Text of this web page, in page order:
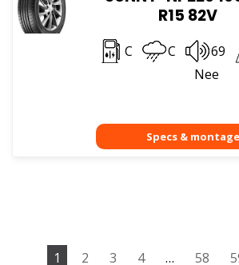
R15 82V
C C 69
Nee
1 2 3 4 … 58